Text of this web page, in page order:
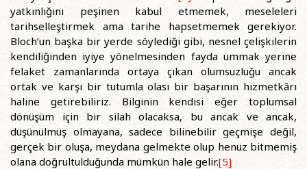
yatkınlığını peşinen kabul etmemek, meseleleri
tarihselleştirmek ama tarihe hapsetmemek gerekiyor.
Bloch’un başka bir yerde söylediği gibi, nesnel çelişkilerin
kendiliğinden iyiye yönelmesinden fayda ummak yerine
felaket zamanlarında ortaya çıkan olumsuzluğu ancak
ortak ve karşı bir tutumla olası bir başarının hizmetkârı
haline getirebiliriz. Bilginin kendisi eğer toplumsal
dönüşüm için bir silah olacaksa, bu ancak ve ancak,
düşünülmüş olmayana, sadece bilinebilir geçmişe değil,
gerçek bir oluşa, meydana gelmekte olup henüz bitmemiş
olana doğrultulduğunda mümkün hale gelir.[5]